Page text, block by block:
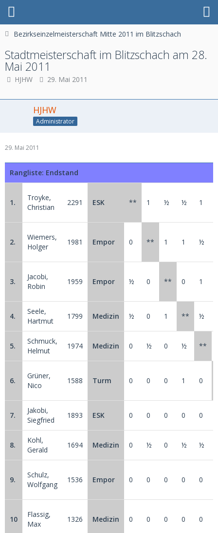
Bezirkseinzelmeisterschaft Mitte 2011 im Blitzschach
Stadtmeisterschaft im Blitzschach am 28.
Mai 2011
HJHW 29. Mai 2011
HJHW
Administrator
29. Mai 2011
Rangliste: Endstand
1.
Troyke,
Christian
2291 ESK ** 1 ½ ½ 1
2.
Wiemers,
Holger
1981 Empor 0 ** 1 1 ½
3.
Jacobi,
Robin
1959 Empor ½ 0 ** 0 1
4.
Seele,
Hartmut
1799 Medizin ½ 0 1 ** ½
5.
Schmuck,
Helmut
1974 Medizin 0 ½ 0 ½ **
6.
Grüner,
Nico
1588 Turm 0 0 0 1 0
7.
Jakobi,
Siegfried
1893 ESK 0 0 0 0 0
8.
Kohl,
Gerald
1694 Medizin 0 ½ 0 ½ ½
9.
Schulz,
Wolfgang
1536 Empor 0 0 0 0 0
10
Flassig,
Max
1326 Medizin 0 0 0 0 0